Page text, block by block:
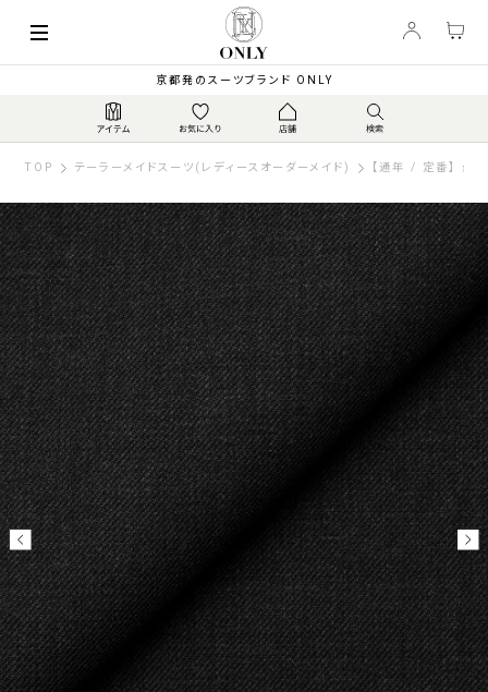
京都発のスーツブランド ONLY
TOP テーラーメイドスーツ(レディースオーダーメイド) 【通年 / 定番】 最